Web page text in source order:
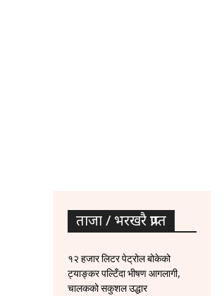
ताजा / भरखरै प्राप्त
१२ हजार लिटर पेट्रोल बोकेको
ट्याङ्कर पल्टिँदा भीषण आगलागी,
चालकको सकुशल उद्धार